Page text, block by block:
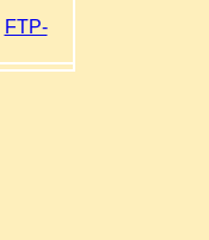
FTP-